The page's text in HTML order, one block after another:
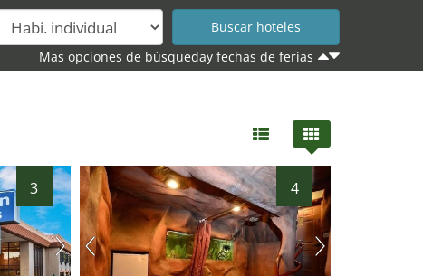
Mas opciones de búsqueday fechas de ferias
3 4